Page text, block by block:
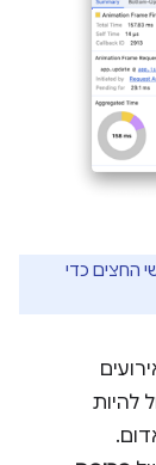
החצים כדי
להיות